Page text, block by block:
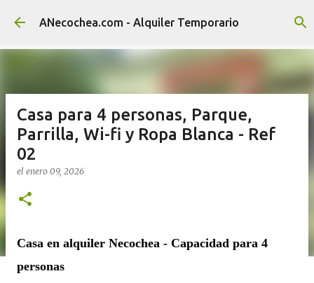
Ir al contenido principal
ANecochea.com - Alquiler Temporario
Casa para 4 personas, Parque,
Parrilla, Wi-fi y Ropa Blanca - Ref
02
el enero 09, 2026
Casa en alquiler Necochea - Capacidad para 4
personas